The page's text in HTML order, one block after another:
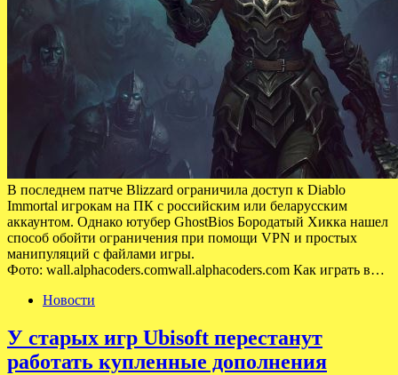
В последнем патче Blizzard ограничила доступ к Diablo
Immortal игрокам на ПК с российским или беларусским
аккаунтом. Однако ютубер GhostBios Бородатый Хикка нашел
способ обойти ограничения при помощи VPN и простых
манипуляций с файлами игры.
Фото: wall.alphacoders.comwall.alphacoders.com Как играть в…
Новости
У старых игр Ubisoft перестанут
работать купленные дополнения